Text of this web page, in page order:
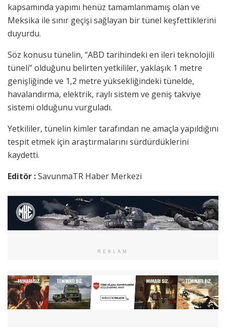
kapsamında yapımı henüz tamamlanmamış olan ve
Meksika ile sınır geçişi sağlayan bir tünel keşfettiklerini
duyurdu.
Söz konusu tünelin, “ABD tarihindeki en ileri teknolojili
tüneli” olduğunu belirten yetkililer, yaklaşık 1 metre
genişliğinde ve 1,2 metre yüksekliğindeki tünelde,
havalandırma, elektrik, raylı sistem ve geniş takviye
sistemi olduğunu vurguladı.
Yetkililer, tünelin kimler tarafından ne amaçla yapıldığını
tespit etmek için araştırmalarını sürdürdüklerini
kaydetti.
Editör :SavunmaTR Haber Merkezi
REKLAM